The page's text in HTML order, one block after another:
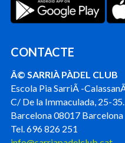
CONTACTE
Â© SARRIÀ PÀDEL CLUB
Escola Pia SarriÃ -
C/ De la Immaculada, 25-35.
Barcelona 08017 Barcelona
Tel. 696 826 251